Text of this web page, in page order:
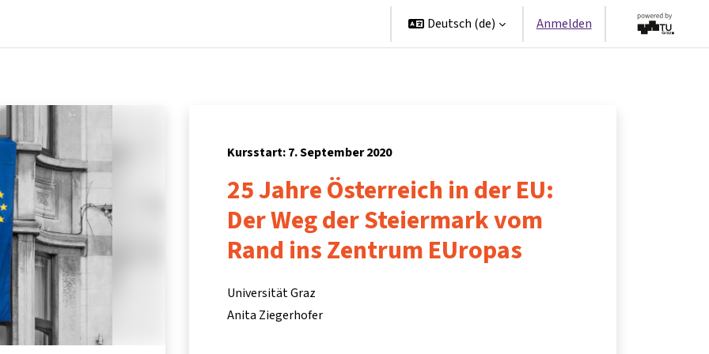
Deutsch ‎(de)‎ Anmelden
Kursstart: 7. September 2020
25 Jahre Österreich in der EU:
Der Weg der Steiermark vom
Rand ins Zentrum EUropas
Universität Graz
Anita Ziegerhofer